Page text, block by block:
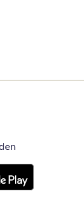
Öffnet in
Fenster